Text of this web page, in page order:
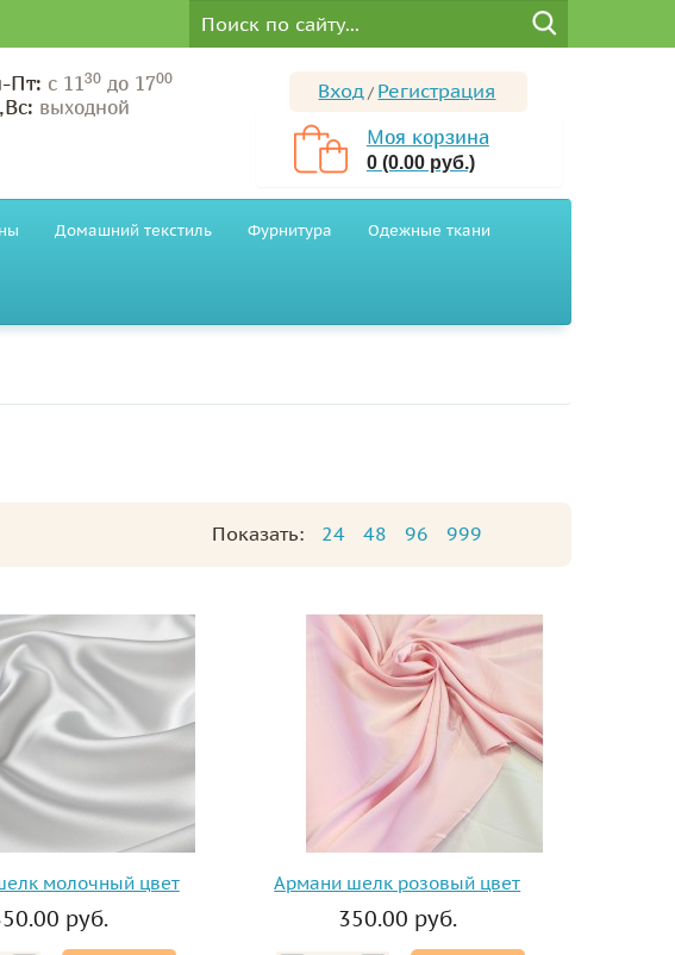
Пт: с 1130 до 1700
выходной
Вход / Регистрация
Моя корзина
0 (0.00 руб.)
Домашний текстиль Фурнитура Одежные ткани
Показать: 24 48 96 999
молочный цвет
руб.
Армани шелк розовый цвет
350.00 руб.